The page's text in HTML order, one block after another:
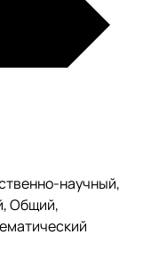
научный,
Общий,